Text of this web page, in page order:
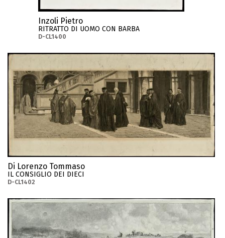
Inzoli Pietro
RITRATTO DI UOMO CON BARBA
D-CL1400
Di Lorenzo Tommaso
IL CONSIGLIO DEI DIECI
D-CL1402